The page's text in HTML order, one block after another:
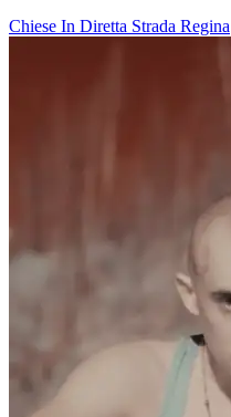
Chiese In Diretta Strada Regina